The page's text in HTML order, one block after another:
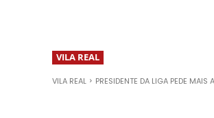
VILA REAL
VILA REAL PRESIDENTE DA LIGA PEDE